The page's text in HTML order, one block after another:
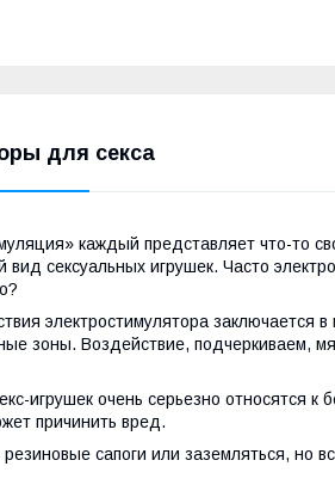
для секса
каждый представляет что-то
сексуальных игрушек. Часто
электростимулятора заключается в
зоны. Воздействие, подчеркиваем,
игрушек очень серьезно относятся
причинить вред.
сапоги или заземляться, но